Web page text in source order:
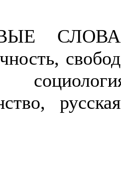
СЛОВА: